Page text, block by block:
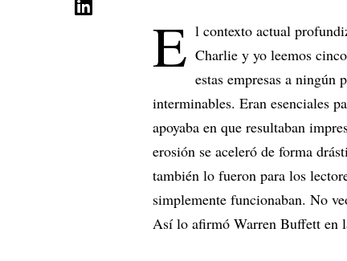
E l contexto actual
Charlie y yo leemos
estas empresas a
interminables. Eran esenciales
apoyaba en que resultaban
erosión se aceleró de forma
también lo fueron para los
simplemente funcionaban. No
Así lo afirmó Warren Buffett en